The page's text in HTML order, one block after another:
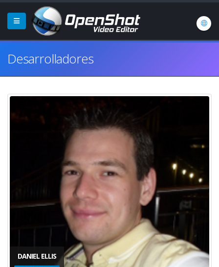
Desarrolladores
DANIEL ELLIS